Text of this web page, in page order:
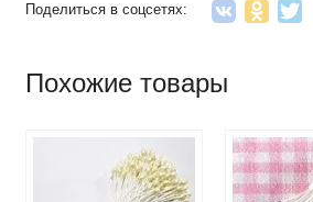
Поделиться в соцсетях:
Похожие товары